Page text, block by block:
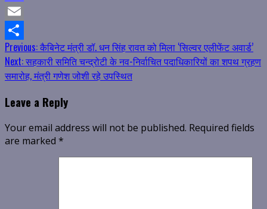
Mastodon
Email
Share
Continue
Reading
Previous:कैबिनेट मंत्री डॉ. धन सिंह रावत को मिला ‘सिल्वर एलीफेंट अवार्ड’
Next:सहकारी समिति चन्द्रोटी के नव-निर्वाचित पदाधिकारियों का शपथ ग्रहण
समारोह, मंत्री गणेश जोशी रहे उपस्थित
Leave a Reply
Your email address will not be published. Required fields
are marked *